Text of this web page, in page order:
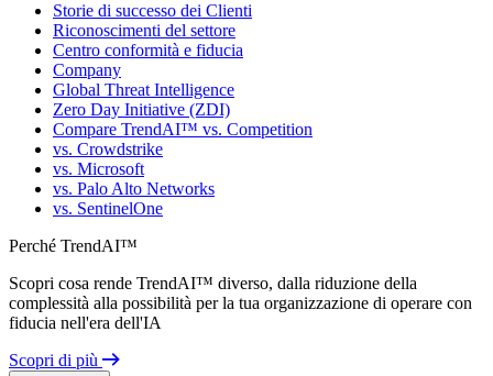
Storie di successo dei Clienti
Riconoscimenti del settore
Centro conformità e fiducia
Company
Global Threat Intelligence
Zero Day Initiative (ZDI)
Compare TrendAI™ vs. Competition
vs. Crowdstrike
vs. Microsoft
vs. Palo Alto Networks
vs. SentinelOne
Perché TrendAI™
Scopri cosa rende TrendAI™ diverso, dalla riduzione della
complessità alla possibilità per la tua organizzazione di operare con
fiducia nell'era dell'IA
Scopri di più